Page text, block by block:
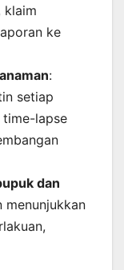
klaim
ke
:
setiap
time-lapse
dan
menunjukkan